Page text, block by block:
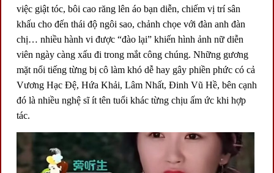
việc giật tóc, bôi cao răng lên áo bạn diễn, chiếm vị trí sân
khấu cho đến thái độ ngôi sao, chảnh chọe với đàn anh đàn
chị… nhiều hành vi được “đào lại” khiến hình ảnh nữ diễn
viên ngày càng xấu đi trong mắt công chúng. Những gương
mặt nổi tiếng từng bị cô làm khó dễ hay gây phiền phức có cả
Vương Hạc Đệ, Hứa Khải, Lâm Nhất, Đinh Vũ Hề, bên cạnh
đó là nhiều nghệ sĩ ít tên tuổi khác từng chịu ấm ức khi hợp
tác.